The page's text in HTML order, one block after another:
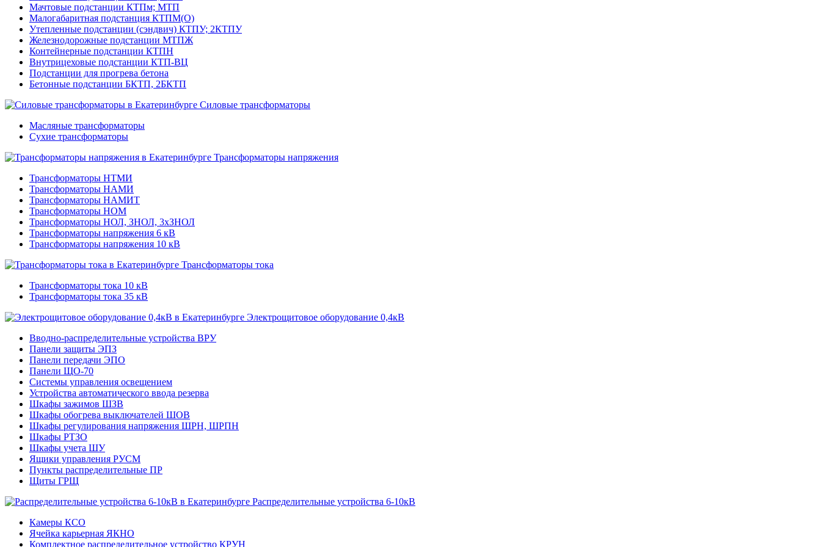
Мачтовые подстанции КТПм; МТП
Малогабаритная подстанция КТПМ(О)
Утепленные подстанции (сэндвич) КТПУ; 2КТПУ
Железнодорожные подстанции МТПЖ
Контейнерные подстанции КТПН
Внутрицеховые подстанции КТП-ВЦ
Подстанции для прогрева бетона
Бетонные подстанции БКТП, 2БКТП
Силовые трансформаторы
Масляные трансформаторы
Сухие трансформаторы
Трансформаторы напряжения
Трансформаторы НТМИ
Трансформаторы НАМИ
Трансформаторы НАМИТ
Трансформаторы НОМ
Трансформаторы НОЛ, ЗНОЛ, 3хЗНОЛ
Трансформаторы напряжения 6 кВ
Трансформаторы напряжения 10 кВ
Трансформаторы тока
Трансформаторы тока 10 кВ
Трансформаторы тока 35 кВ
Электрощитовое оборудование 0,4кВ
Вводно-распределительные устройства ВРУ
Панели защиты ЭПЗ
Панели передачи ЭПО
Панели ЩО-70
Системы управления освещением
Устройства автоматического ввода резерва
Шкафы зажимов ШЗВ
Шкафы обогрева выключателей ШОВ
Шкафы регулирования напряжения ШРН, ШРПН
Шкафы РТЗО
Шкафы учета ШУ
Ящики управления РУСМ
Пункты распределительные ПР
Щиты ГРЩ
Распределительные устройства 6-10кВ
Камеры КСО
Ячейка карьерная ЯКНО
Комплектное распределительное устройство КРУН